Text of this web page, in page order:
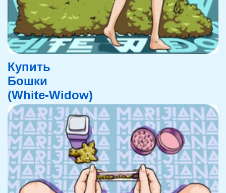
Купить
Бошки
(White-Widow)